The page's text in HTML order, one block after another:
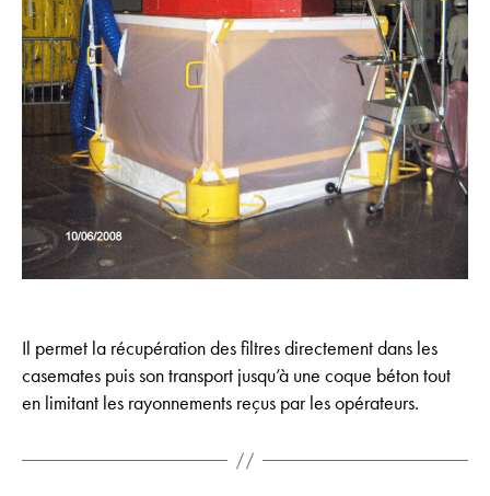
Il permet la récupération des filtres directement dans les
casemates puis son transport jusqu’à une coque béton tout
en limitant les rayonnements reçus par les opérateurs.